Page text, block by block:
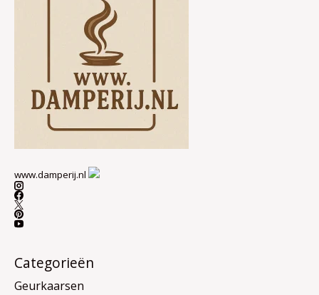
www.damperij.nl
Categorieën
Geurkaarsen